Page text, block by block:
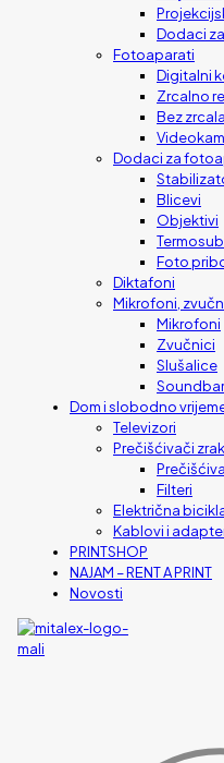
Dodaci
Fotoaparati
Digitalni
Zrcalno
Bez zrcala
Dodaci za
Blicevi
Objektivi
Foto
Diktafoni
Mikrofoni,
Mikrofoni
Zvučnici
Slušalice
Soundbar
Dom i slobodno
Televizori
Prečišćivači
Filteri
Električna
Kablovi i
PRINTSHOP
NAJAM – RENT A PRINT
Novosti